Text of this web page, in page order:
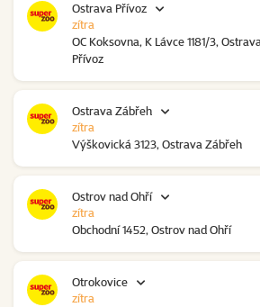
Ostrava Přívoz
OC Koksovna, K Lávce 1181/3,
Přívoz
zítra
Ostrava Zábřeh
Výškovická 3123, Ostrava Zábřeh
zítra
Ostrov nad Ohří
Obchodní 1452, Ostrov nad Ohří
zítra
Otrokovice
zítra